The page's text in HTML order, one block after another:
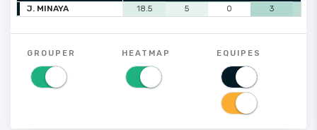
J. MINAYA
18.5 5 0 3
GROUPER HEATMAP EQUIPES